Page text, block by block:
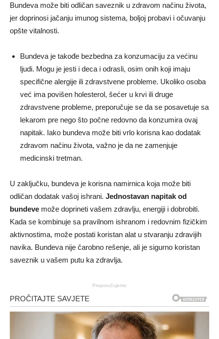
Bundeva može biti odličan saveznik u zdravom načinu života,
jer doprinosi jačanju imunog sistema, boljoj probavi i očuvanju
opšte vitalnosti.
Bundeva je takođe bezbedna za konzumaciju za većinu
ljudi. Mogu je jesti i deca i odrasli, osim onih koji imaju
specifične alergije ili zdravstvene probleme. Ukoliko osoba
već ima povišen holesterol, šećer u krvi ili druge
zdravstvene probleme, preporučuje se da se posavetuje sa
lekarom pre nego što počne redovno da konzumira ovaj
napitak. Iako bundeva može biti vrlo korisna kao dodatak
zdravom načinu života, važno je da ne zamenjuje
medicinski tretman.
U zaključku, bundeva je korisna namirnica koja može biti
odličan dodatak vašoj ishrani. Jednostavan napitak od
bundeve može doprineti vašem zdravlju, energiji i dobrobiti.
Kada se kombinuje sa pravilnom ishranom i redovnim fizičkim
aktivnostima, može postati koristan alat u stvaranju zdravijih
navika. Bundeva nije čarobno rešenje, ali je sigurno koristan
saveznik u vašem putu ka zdravlja.
Preporučujemo